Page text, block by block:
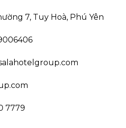
7, Tuy Hoà, Phú Yên
7779